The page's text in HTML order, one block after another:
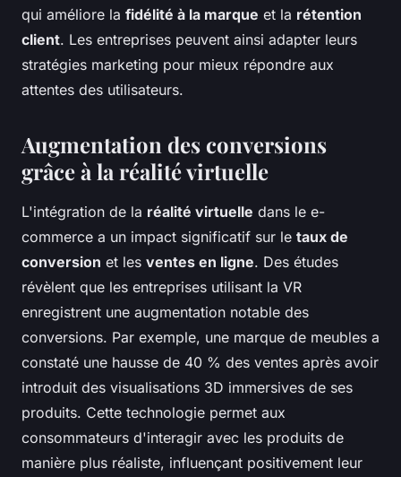
qui améliore la fidélité à la marque et la rétention
client. Les entreprises peuvent ainsi adapter leurs
stratégies marketing pour mieux répondre aux
attentes des utilisateurs.
Augmentation des conversions
grâce à la réalité virtuelle
L'intégration de la réalité virtuelle dans le e-
commerce a un impact significatif sur le taux de
conversion et les ventes en ligne. Des études
révèlent que les entreprises utilisant la VR
enregistrent une augmentation notable des
conversions. Par exemple, une marque de meubles a
constaté une hausse de 40 % des ventes après avoir
introduit des visualisations 3D immersives de ses
produits. Cette technologie permet aux
consommateurs d'interagir avec les produits de
manière plus réaliste, influençant positivement leur